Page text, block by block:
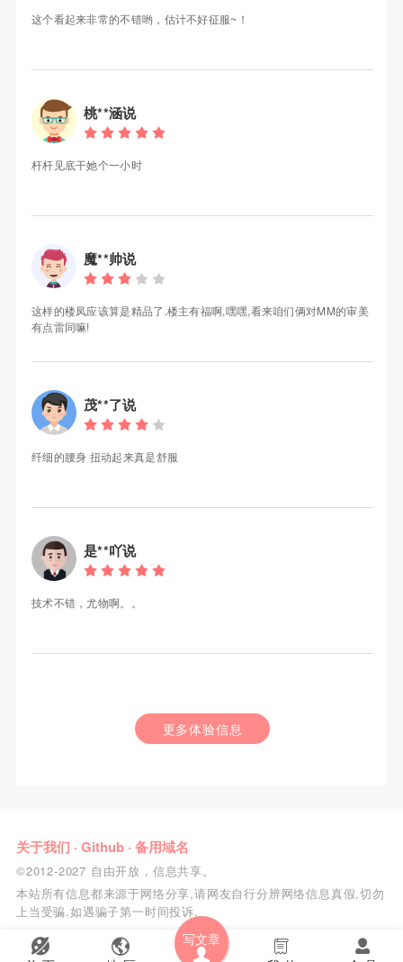
写文章
这个看起来非常的不错哟，估计不好征服~！
桃**涵说
杆杆见底干她个一小时
魔**帅说
这样的楼凤应该算是精品了.楼主有福啊,嘿嘿,看来咱们俩对MM的审美
有点雷同嘛!
茂**了说
纤细的腰身 扭动起来真是舒服
是**吖说
技术不错，尤物啊。。
更多体验信息
关于我们 · Github· 备用域名
©2012-2027 自由开放，信息共享。
本站所有信息都来源于网络分享,请网友自行分辨网络信息真假,切勿
上当受骗,如遇骗子第一时间投诉.